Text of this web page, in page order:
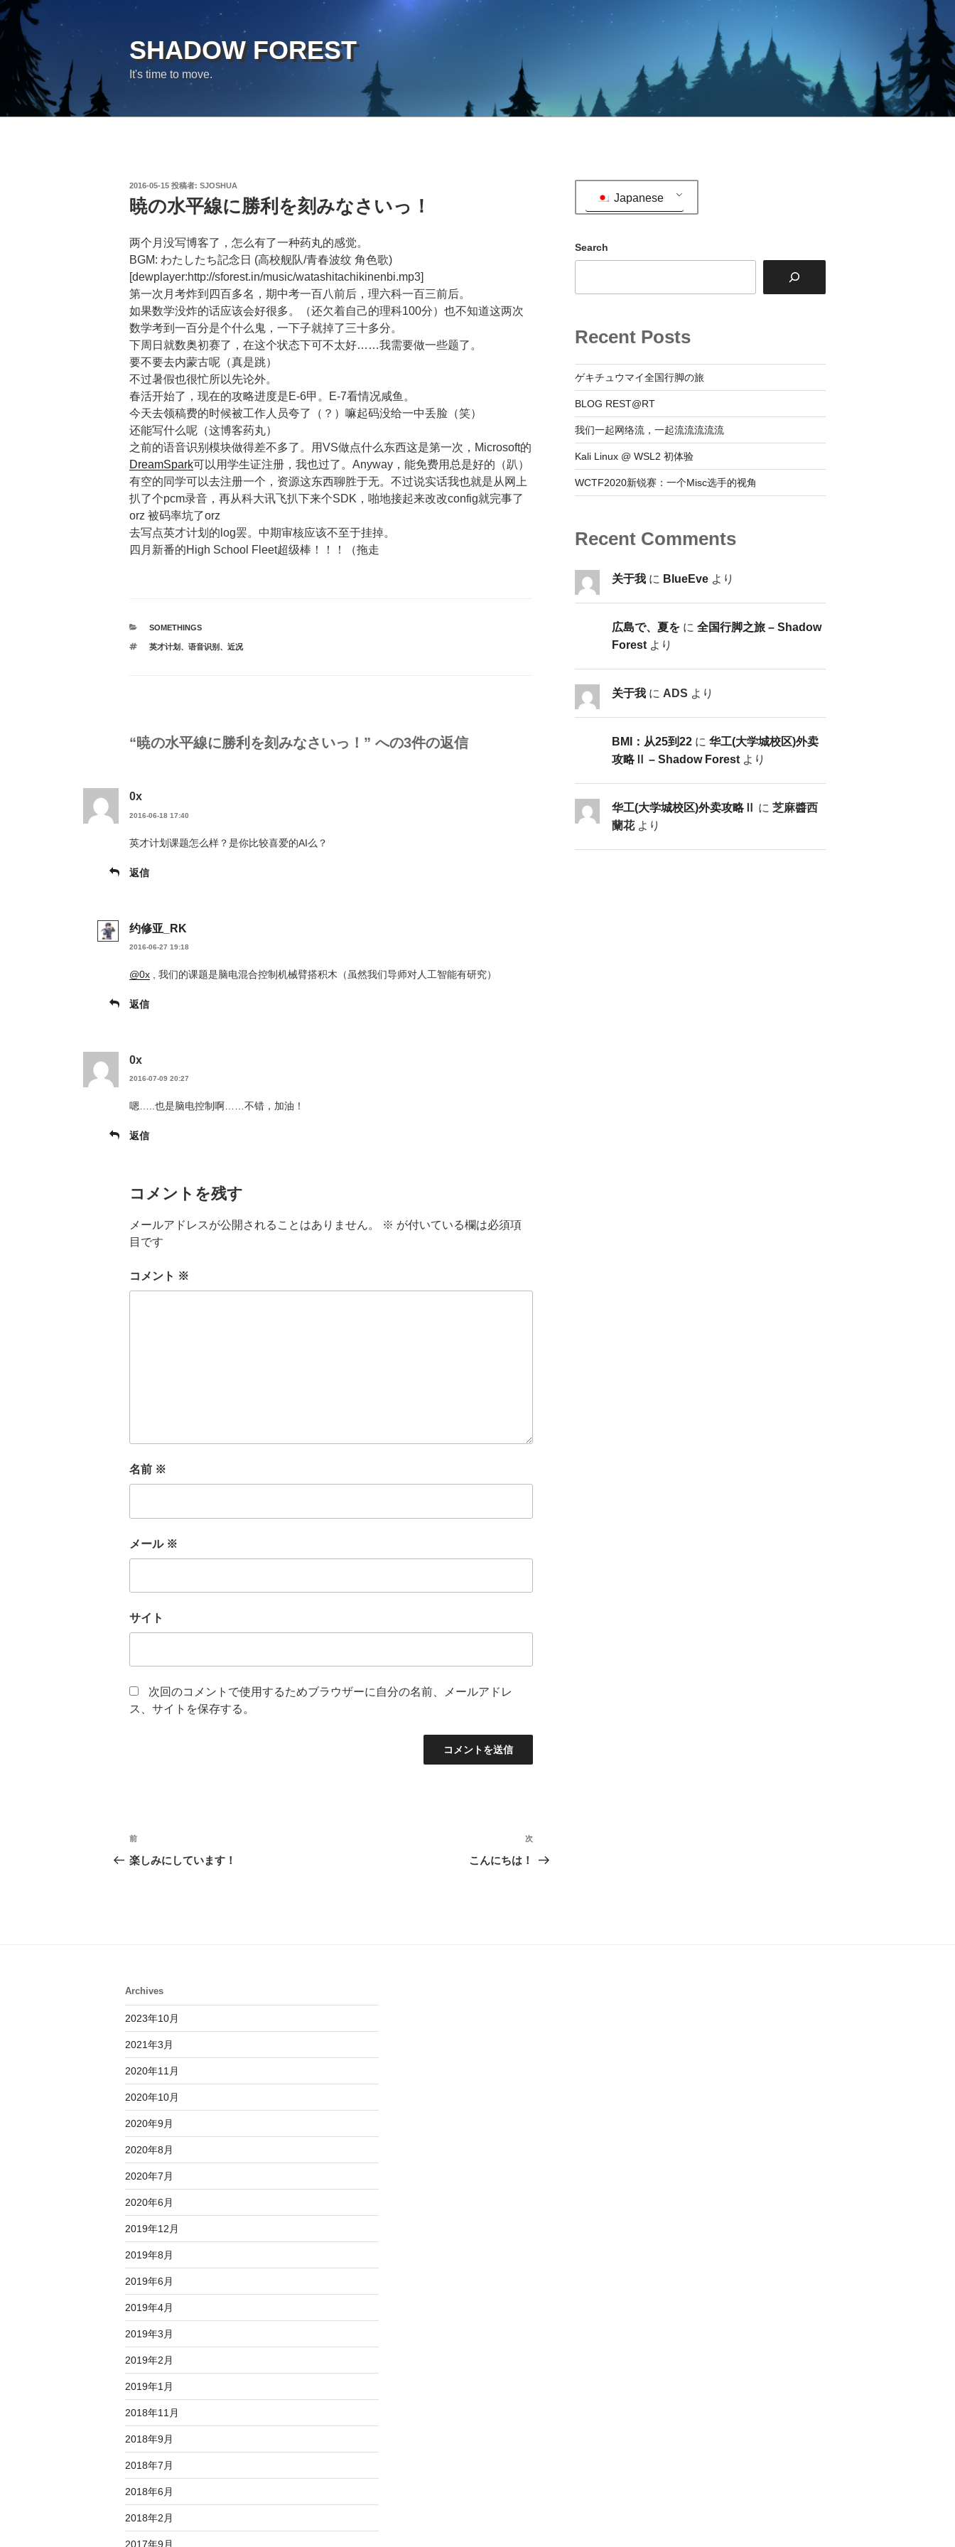
コ
ン
テ
SHADOW FOREST
It's time to move.
投
稿
日:
2016-05-15 投稿者:SJOSHUA
暁の水平線に勝利を刻みなさいっ！
两个月没写博客了，怎么有了一种药丸的感觉。
BGM: わたしたち記念日 (高校舰队/青春波纹 角色歌)
[dewplayer:http://sforest.in/music/watashitachikinenbi.mp3]
第一次月考炸到四百多名，期中考一百八前后，理六科一百三前后。
如果数学没炸的话应该会好很多。（还欠着自己的理科100分）也不知道这两次
数学考到一百分是个什么鬼，一下子就掉了三十多分。
下周日就数奥初赛了，在这个状态下可不太好……我需要做一些题了。
要不要去内蒙古呢（真是跳）
不过暑假也很忙所以先论外。
春活开始了，现在的攻略进度是E-6甲。E-7看情况咸鱼。
今天去领稿费的时候被工作人员夸了（？）嘛起码没给一中丢脸（笑）
还能写什么呢（这博客药丸）
之前的语音识别模块做得差不多了。用VS做点什么东西这是第一次，Microsoft的
DreamSpark可以用学生证注册，我也过了。Anyway，能免费用总是好的（趴）
有空的同学可以去注册一个，资源这东西聊胜于无。不过说实话我也就是从网上
扒了个pcm录音，再从科大讯飞扒下来个SDK，啪地接起来改改config就完事了
orz 被码率坑了orz
去写点英才计划的log罢。中期审核应该不至于挂掉。
四月新番的High School Fleet超级棒！！！（拖走
カ
ゴ
SOMETHINGS
タ
英才计划 、 语音识别 、 近况
“暁の水平線に勝利を刻みなさいっ！” への3件の返信
0x
2016-06-18 17:40
英才计划课题怎么样？是你比较喜爱的AI么？
返信
约修亚_RK
2016-06-27 19:18
@0x , 我们的课题是脑电混合控制机械臂搭积木（虽然我们导师对人工智能有研究）
返信
0x
2016-07-09 20:27
嗯…..也是脑电控制啊……不错，加油！
返信
コメントを残す
メールアドレスが公開されることはありません。 ※ が付いている欄は必須項
目です
コメント ※
名前 ※
メール ※
サイト
次回のコメントで使用するためブラウザーに自分の名前、メールアドレ
ス、サイトを保存する。
投
稿
シ
ョ
ン
前
の
前
楽しみにしています！
次
の
次
こんにちは！
Japanese
Search
Recent Posts
ゲキチュウマイ全国行脚の旅
BLOG REST@RT
我们一起网络流，一起流流流流流
Kali Linux @ WSL2 初体验
WCTF2020新锐赛：一个Misc选手的视角
Recent Comments
关于我 に BlueEve より
広島で、夏を に全国行脚之旅 – Shadow
Forest より
关于我 に ADS より
BMI：从25到22 に华工(大学城校区)外卖
攻略Ⅱ – Shadow Forest より
华工(大学城校区)外卖攻略Ⅱ に芝麻醬西
蘭花より
Archives
2023年10月
2021年3月
2020年11月
2020年10月
2020年9月
2020年8月
2020年7月
2020年6月
2019年12月
2019年8月
2019年6月
2019年4月
2019年3月
2019年2月
2019年1月
2018年11月
2018年9月
2018年7月
2018年6月
2018年2月
2017年9月